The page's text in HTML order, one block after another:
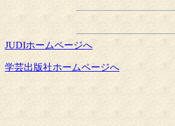
JUDIホームページへ
学芸出版社ホームページへ